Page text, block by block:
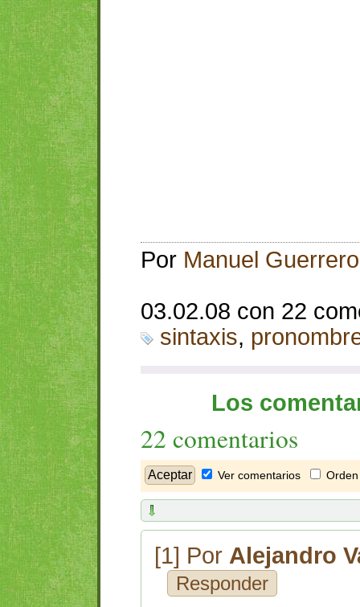
Por Manuel Guerrero
03.02.08 con 22
sintaxis,
Los
22 comentarios
Ver comentarios
[1] Por Alejandro
Responder